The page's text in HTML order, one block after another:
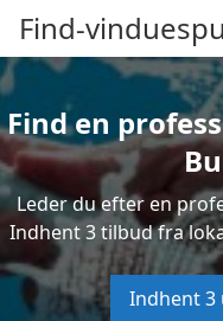
Find-
Find en
Leder du efter en
Indhent 3 tilbud fra
Indhent